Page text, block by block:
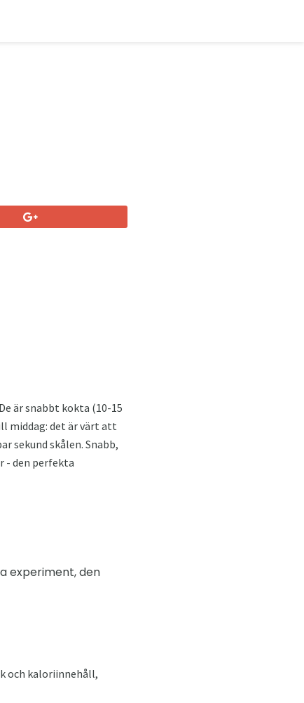
är snabbt kokta (10-15
middag: det är värt att
sekund skålen. Snabb,
- den perfekta
experiment, den
och kaloriinnehåll,